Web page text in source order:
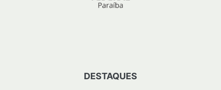
DESTAQUES